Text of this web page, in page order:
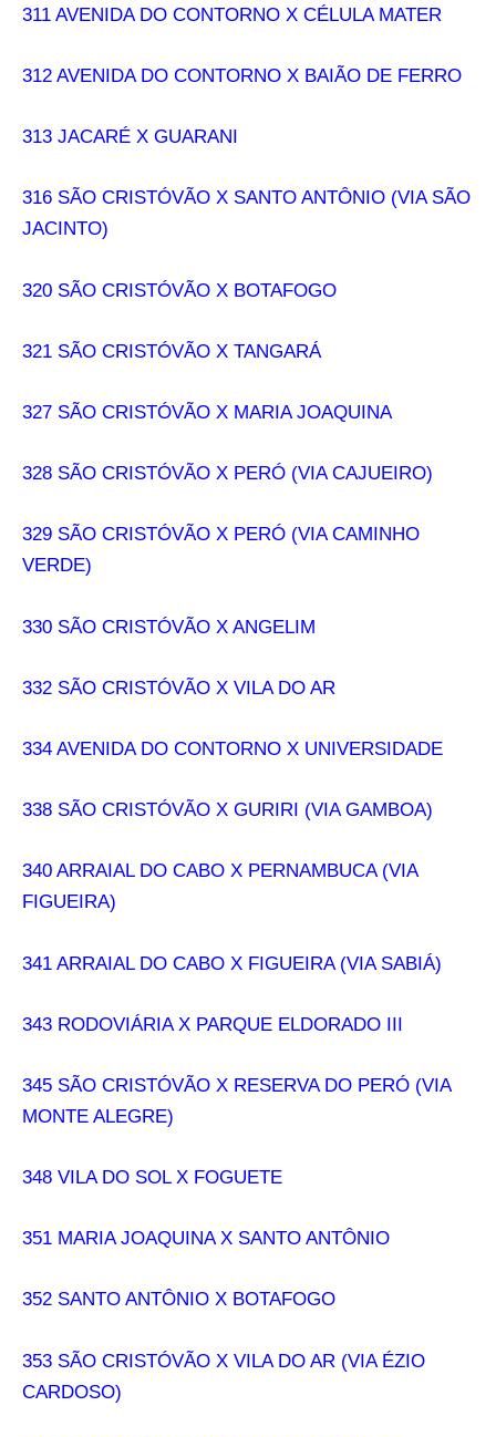
311 AVENIDA DO CONTORNO X CÉLULA MATER
312 AVENIDA DO CONTORNO X BAIÃO DE FERRO
313 JACARÉ X GUARANI
316 SÃO CRISTÓVÃO X SANTO ANTÔNIO (VIA SÃO
JACINTO)
320 SÃO CRISTÓVÃO X BOTAFOGO
321 SÃO CRISTÓVÃO X TANGARÁ
327 SÃO CRISTÓVÃO X MARIA JOAQUINA
328 SÃO CRISTÓVÃO X PERÓ (VIA CAJUEIRO)
329 SÃO CRISTÓVÃO X PERÓ (VIA CAMINHO
VERDE)
330 SÃO CRISTÓVÃO X ANGELIM
332 SÃO CRISTÓVÃO X VILA DO AR
334 AVENIDA DO CONTORNO X UNIVERSIDADE
338 SÃO CRISTÓVÃO X GURIRI (VIA GAMBOA)
340 ARRAIAL DO CABO X PERNAMBUCA (VIA
FIGUEIRA)
341 ARRAIAL DO CABO X FIGUEIRA (VIA SABIÁ)
343 RODOVIÁRIA X PARQUE ELDORADO III
345 SÃO CRISTÓVÃO X RESERVA DO PERÓ (VIA
MONTE ALEGRE)
348 VILA DO SOL X FOGUETE
351 MARIA JOAQUINA X SANTO ANTÔNIO
352 SANTO ANTÔNIO X BOTAFOGO
353 SÃO CRISTÓVÃO X VILA DO AR (VIA ÉZIO
CARDOSO)